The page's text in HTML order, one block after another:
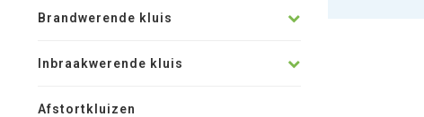
Brandwerende kluis
Inbraakwerende kluis
Afstortkluizen